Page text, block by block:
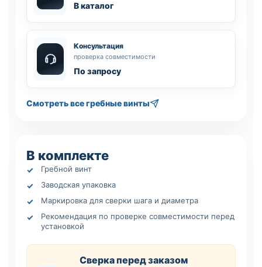
В каталог
Консультация
проверка совместимости
По запросу
Смотреть все гребные винты
В комплекте
Гребной винт
Заводская упаковка
Маркировка для сверки шага и диаметра
Рекомендация по проверке совместимости перед
установкой
Сверка перед заказом